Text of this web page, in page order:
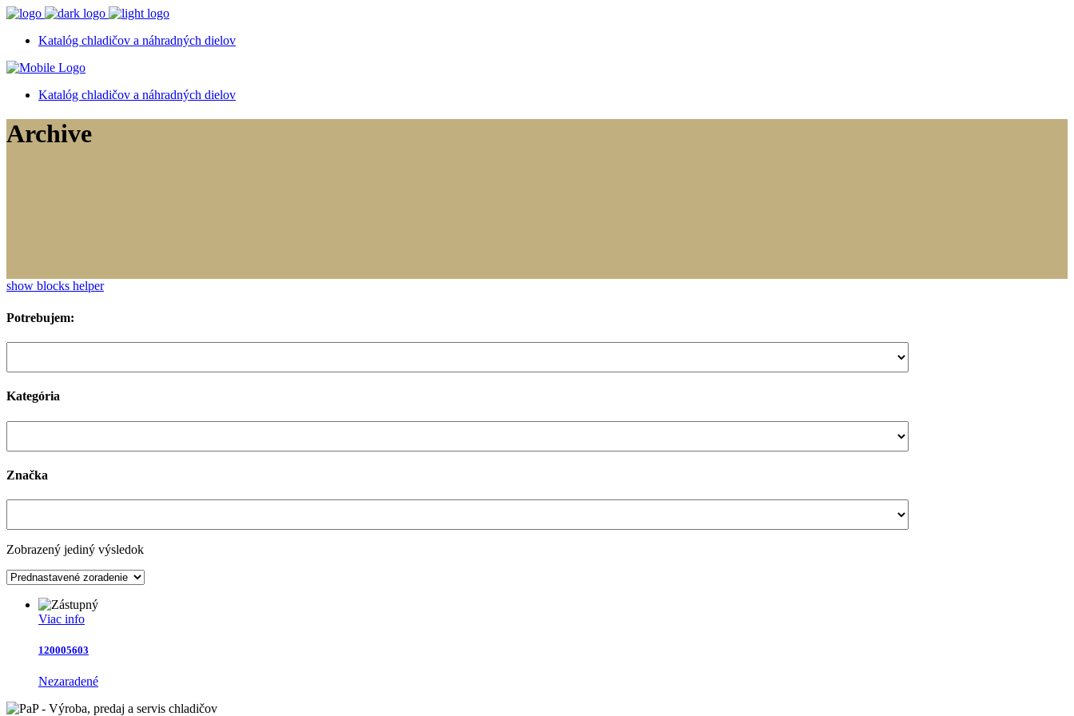
Katalóg chladičov a náhradných dielov
Katalóg chladičov a náhradných dielov
Archive
show blocks helper
Potrebujem:
Kategória
Značka
Zobrazený jediný výsledok
Viac info
120005603
Nezaradené